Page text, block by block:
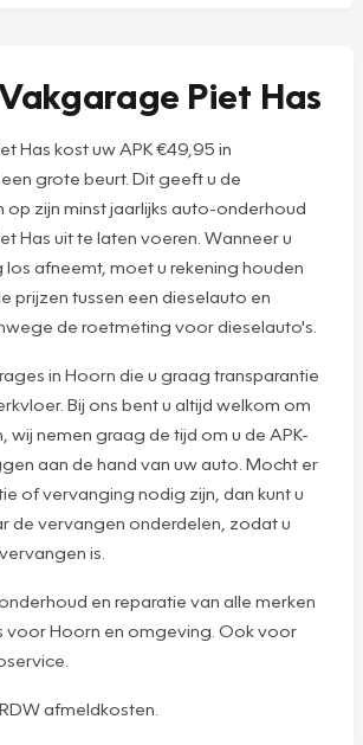
Piet Has
Has kost uw APK €49,95 in
grote beurt. Dit geeft u de
op zijn minst jaarlijks auto-onderhoud
Has uit te laten voeren. Wanneer u
los afneemt, moet u rekening houden
prijzen tussen een dieselauto en
de roetmeting voor dieselauto's.
in Hoorn die u graag transparantie
Bij ons bent u altijd welkom om
wij nemen graag de tijd om u de APK-
aan de hand van uw auto. Mocht er
of vervanging nodig zijn, dan kunt u
de vervangen onderdelen, zodat u
is.
en reparatie van alle merken
voor Hoorn en omgeving. Ook voor
afmeldkosten.